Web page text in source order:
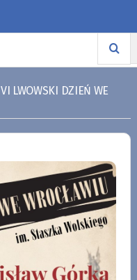
VI LWOWSKI DZIEŃ WE